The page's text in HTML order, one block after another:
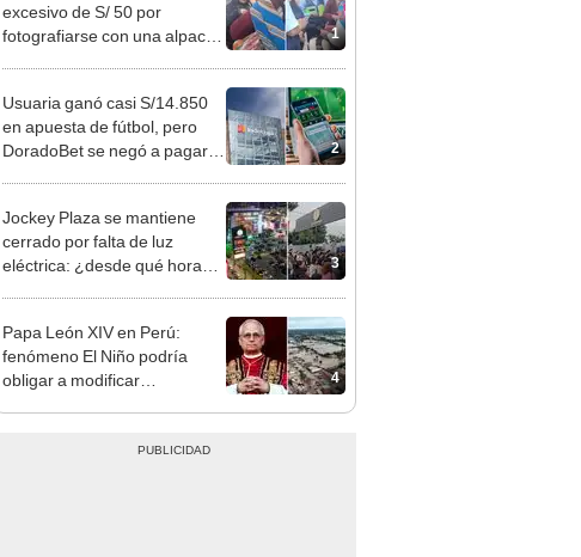
1
excesivo de S/ 50 por
fotografiarse con una alpaca
2
Usuaria ganó casi S/14.850
en apuesta de fútbol, pero
DoradoBet se negó a pagar:
3
Jockey Plaza se mantiene
cerrado por falta de luz
eléctrica: ¿desde qué hora
4
Papa León XIV en Perú:
fenómeno El Niño podría
obligar a modificar